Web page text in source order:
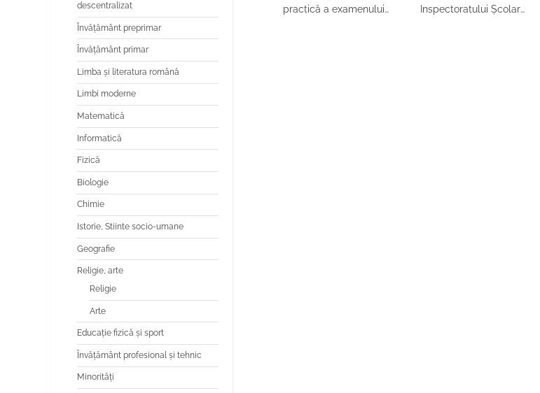
practică a examenului
Inspectoratului Școlar
descentralizat
Învățământ preprimar
Învățământ primar
Limba şi literatura română
Limbi moderne
Matematică
Informatică
Fizică
Biologie
Chimie
Istorie, Stiinte socio-umane
Geografie
Religie, arte
Religie
Arte
Educaţie fizică şi sport
Învăţământ profesional şi tehnic
Minorităţi